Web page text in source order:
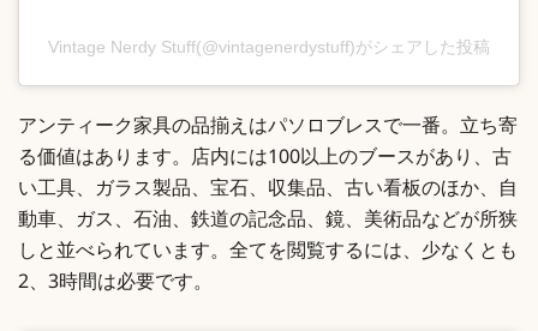
Vintage Nerdy Stuff(@vintagenerdystuff)がシェアした投稿
アンティーク家具の品揃えはパソロブレスで一番。立ち寄
る価値はあります。店内には100以上のブースがあり、古
い工具、ガラス製品、宝石、収集品、古い看板のほか、自
動車、ガス、石油、鉄道の記念品、鏡、美術品などが所狭
しと並べられています。全てを閲覧するには、少なくとも
2、3時間は必要です。